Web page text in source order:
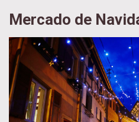
Mercado de